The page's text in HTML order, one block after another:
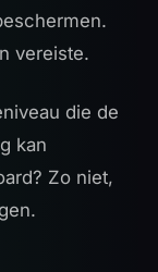
vereiste.
die de
kan
Zo niet,